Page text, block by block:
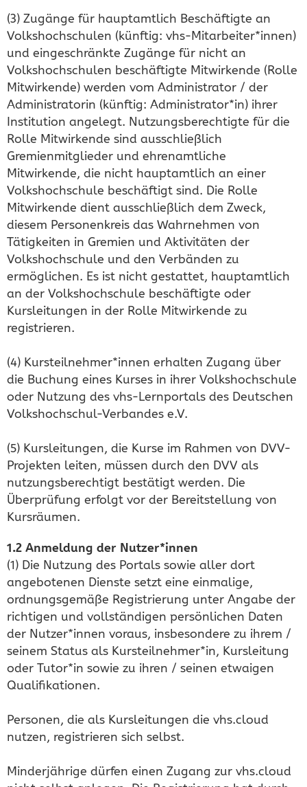
(3) Zugänge für hauptamtlich Beschäftigte an
Volkshochschulen (künftig: vhs-Mitarbeiter*innen)
und eingeschränkte Zugänge für nicht an
Volkshochschulen beschäftigte Mitwirkende (Rolle
Mitwirkende) werden vom Administrator / der
Administratorin (künftig: Administrator*in) ihrer
Institution angelegt. Nutzungsberechtigte für die
Rolle Mitwirkende sind ausschließlich
Gremienmitglieder und ehrenamtliche
Mitwirkende, die nicht hauptamtlich an einer
Volkshochschule beschäftigt sind. Die Rolle
Mitwirkende dient ausschließlich dem Zweck,
diesem Personenkreis das Wahrnehmen von
Tätigkeiten in Gremien und Aktivitäten der
Volkshochschule und den Verbänden zu
ermöglichen. Es ist nicht gestattet, hauptamtlich
an der Volkshochschule beschäftigte oder
Kursleitungen in der Rolle Mitwirkende zu
registrieren.
(4) Kursteilnehmer*innen erhalten Zugang über
die Buchung eines Kurses in ihrer Volkshochschule
oder Nutzung des vhs-Lernportals des Deutschen
Volkshochschul-Verbandes e.V.
(5) Kursleitungen, die Kurse im Rahmen von DVV-
Projekten leiten, müssen durch den DVV als
nutzungsberechtigt bestätigt werden. Die
Überprüfung erfolgt vor der Bereitstellung von
Kursräumen.
1.2 Anmeldung der Nutzer*innen
(1) Die Nutzung des Portals sowie aller dort
angebotenen Dienste setzt eine einmalige,
ordnungsgemäße Registrierung unter Angabe der
richtigen und vollständigen persönlichen Daten
der Nutzer*innen voraus, insbesondere zu ihrem /
seinem Status als Kursteilnehmer*in, Kursleitung
oder Tutor*in sowie zu ihren / seinen etwaigen
Qualifikationen.
Personen, die als Kursleitungen die vhs.cloud
nutzen, registrieren sich selbst.
Minderjährige dürfen einen Zugang zur vhs.cloud